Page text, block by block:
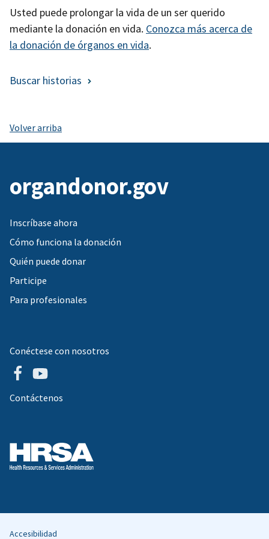
Usted puede prolongar la vida de un ser querido
mediante la donación en vida. Conozca más acerca de
la donación de órganos en vida.
Buscar historias
Volver arriba
organdonor.gov
Inscríbase ahora
Cómo funciona la donación
Quién puede donar
Participe
Para profesionales
Conéctese con nosotros
Contáctenos
Accesibilidad